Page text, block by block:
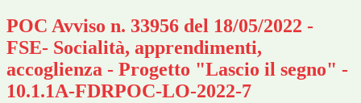
POC Avviso n. 33956 del 18/05/2022 -
FSE- Socialità, apprendimenti,
accoglienza - Progetto "Lascio il segno" -
10.1.1A-FDRPOC-LO-2022-7